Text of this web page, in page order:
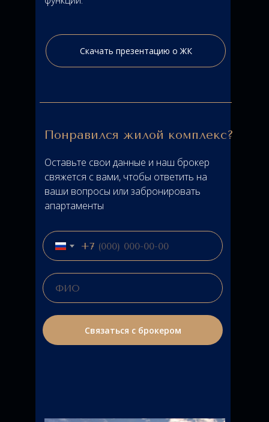
+7
Связаться с брокером
Понравился жилой комплекс?
Оставьте свои данные и наш брокер
свяжется с вами, чтобы ответить на
ваши вопросы или забронировать
апартаменты
Скачать презентацию о ЖК